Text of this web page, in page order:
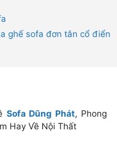
ghế sofa đơn tân cổ điển
Sofa Dũng Phát, Phong
Hay Về Nội Thất